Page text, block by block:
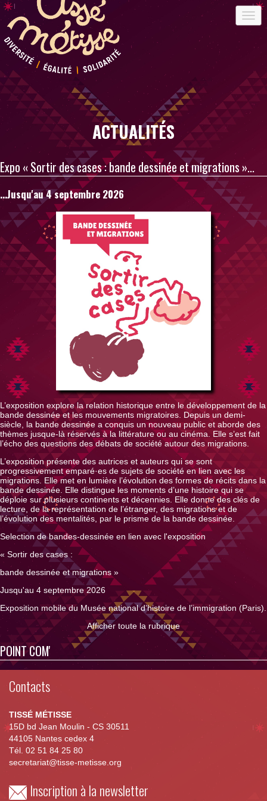
ACTUALITÉS
Expo « Sortir des cases : bande dessinée et migrations »...
...jusqu'au 4 septembre 2026
L’exposition explore la relation historique entre le développement de la
bande dessinée et les mouvements migratoires. Depuis un demi-
siècle, la bande dessinée a conquis un nouveau public et aborde des
thèmes jusque-là réservés à la littérature ou au cinéma. Elle s’est fait
l’écho des questions des débats de société autour des migrations.
L’exposition présente des autrices et auteurs qui se sont
progressivement emparé·es de sujets de société en lien avec les
migrations. Elle met en lumière l’évolution des formes de récits dans la
bande dessinée. Elle distingue les moments d’une histoire qui se
déploie sur plusieurs continents et décennies. Elle donne des clés de
lecture, de la représentation de l’étranger, des migrations et de
l’évolution des mentalités, par le prisme de la bande dessinée.
Selection de bandes-dessinée en lien avec l'exposition
« Sortir des cases :
bande dessinée et migrations »
Jusqu'au 4 septembre 2026
Exposition mobile du Musée national d’histoire de l’immigration (Paris).
Afficher toute la rubrique
POINT COM'
Contacts
TISSÉ MÉTISSE
15D bd Jean Moulin - CS 30511
44105 Nantes cedex 4
Tél. 02 51 84 25 80
secretariat@tisse-metisse.org
Inscription à la newsletter